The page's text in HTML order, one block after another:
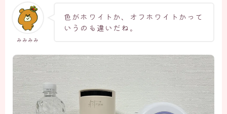
みみみみ
色がホワイトか、オフホワイトかって
いうのも違いだね。